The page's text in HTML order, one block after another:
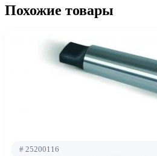
Похожие товары
# 25200116